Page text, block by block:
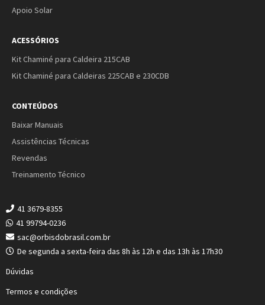
Apoio Solar
ACESSÓRIOS
Kit Chaminé para Caldeira 215CAB
Kit Chaminé para Caldeiras 225CAB e 230CDB
CONTEÚDOS
Baixar Manuais
Assistências Técnicas
Revendas
Treinamento Técnico
41 3679-8355
41 99794-0236
sac@orbisdobrasil.com.br
De segunda a sexta-feira das 8h às 12h e das 13h às 17h30
Dúvidas
Termos e condições